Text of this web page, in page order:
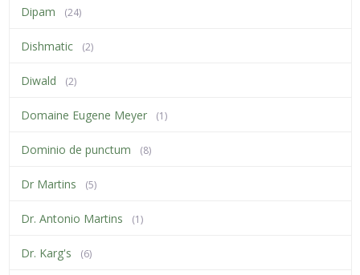
Dipam (24)
Dishmatic (2)
Diwald (2)
Domaine Eugene Meyer (1)
Dominio de punctum (8)
Dr Martins (5)
Dr. Antonio Martins (1)
Dr. Karg's (6)